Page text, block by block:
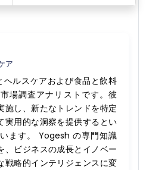
ア
ルスケアおよび食品と飲料
場調査アナリストです。彼
施し、新たなトレンドを特定
実用的な洞察を提供するとい
ます。 Yogesh の専門知識
、ビジネスの成長とイノベー
戦略的インテリジェンスに変